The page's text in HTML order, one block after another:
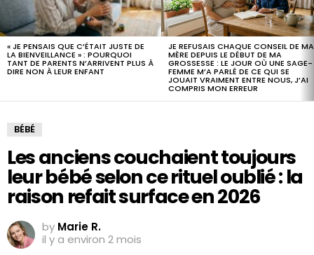
« JE PENSAIS QUE C’ÉTAIT JUSTE DE
LA BIENVEILLANCE » : POURQUOI
TANT DE PARENTS N’ARRIVENT PLUS À
DIRE NON À LEUR ENFANT
JE REFUSAIS CHAQUE CONSEIL DE MA
MÈRE DEPUIS LE DÉBUT DE MA
GROSSESSE : LE JOUR OÙ UNE SAGE-
FEMME M’A PARLÉ DE CE QUI SE
JOUAIT VRAIMENT ENTRE NOUS, J’AI
COMPRIS MON ERREUR
BÉBÉ
Les anciens couchaient toujours
leur bébé selon ce rituel oublié : la
raison refait surface en 2026
by Marie R.
il y a environ 2 mois